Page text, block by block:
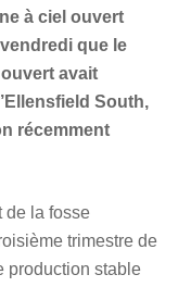
à ciel ouvert
que le
avait
South,
récemment
de la fosse
trimestre de
production stable